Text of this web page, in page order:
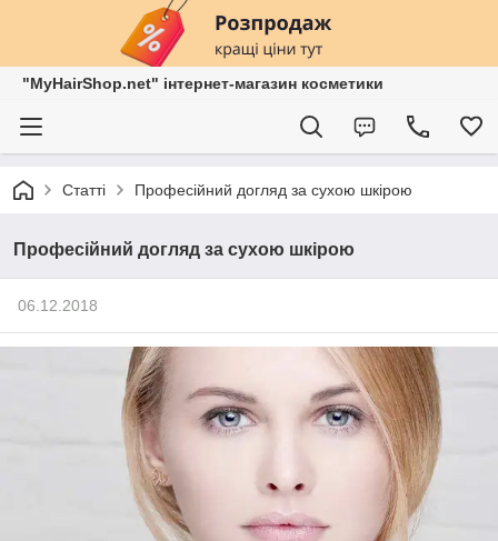
"MyHairShop.net" інтернет-магазин косметики
Статті Професійний догляд за сухою шкірою
Професійний догляд за сухою шкірою
06.12.2018